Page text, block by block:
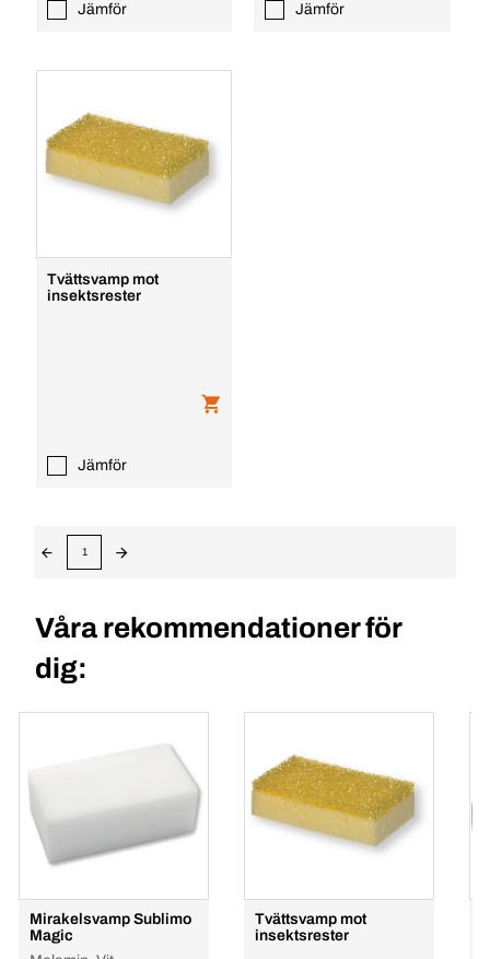
Jämför Jämför
Tvättsvamp mot
insektsrester
Jämför
1
Våra rekommendationer för
dig:
Mirakelsvamp Sublimo
Magic
Tvättsvamp mot
insektsrester